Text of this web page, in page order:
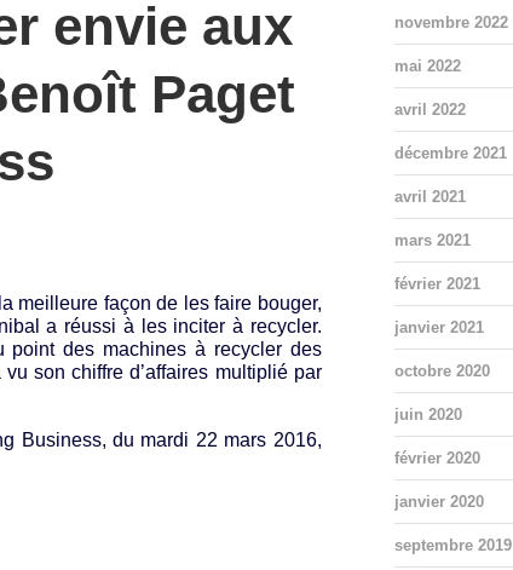
envie aux
Paget
meilleure façon de les faire bouger,
a réussi à les inciter à recycler.
des machines à recycler des
son chiffre d’affaires multiplié par
Business, du mardi 22 mars 2016,
novembre 2022
mai 2022
avril 2022
décembre 2021
avril 2021
mars 2021
février 2021
janvier 2021
octobre 2020
juin 2020
février 2020
janvier 2020
septembre 2019